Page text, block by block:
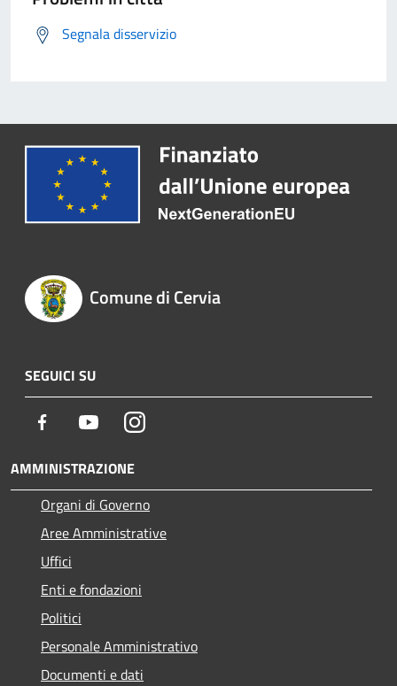
Segnala disservizio
Comune di Cervia
SEGUICI SU
Facebook YoutubeInstagram
AMMINISTRAZIONE
Organi di Governo
Aree Amministrative
Uffici
Enti e fondazioni
Politici
Personale Amministrativo
Documenti e dati